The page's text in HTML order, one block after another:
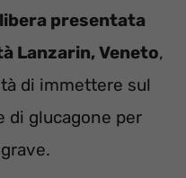
presentata
Lanzarin, Veneto,
di immettere sul
di glucagone per